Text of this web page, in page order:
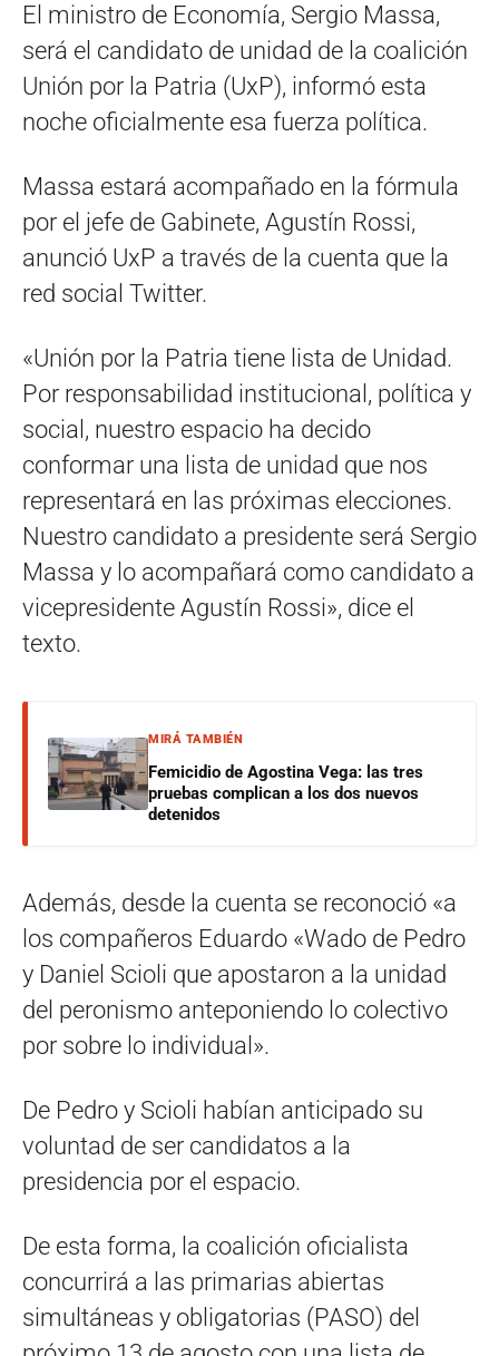
El ministro de Economía, Sergio Massa,
será el candidato de unidad de la coalición
Unión por la Patria (UxP), informó esta
noche oficialmente esa fuerza política.
Massa estará acompañado en la fórmula
por el jefe de Gabinete, Agustín Rossi,
anunció UxP a través de la cuenta que la
red social Twitter.
«Unión por la Patria tiene lista de Unidad.
Por responsabilidad institucional, política y
social, nuestro espacio ha decido
conformar una lista de unidad que nos
representará en las próximas elecciones.
Nuestro candidato a presidente será Sergio
Massa y lo acompañará como candidato a
vicepresidente Agustín Rossi», dice el
texto.
MIRÁ TAMBIÉN
Femicidio de Agostina Vega: las tres
pruebas complican a los dos nuevos
detenidos
Además, desde la cuenta se reconoció «a
los compañeros Eduardo «Wado de Pedro
y Daniel Scioli que apostaron a la unidad
del peronismo anteponiendo lo colectivo
por sobre lo individual».
De Pedro y Scioli habían anticipado su
voluntad de ser candidatos a la
presidencia por el espacio.
De esta forma, la coalición oficialista
concurrirá a las primarias abiertas
simultáneas y obligatorias (PASO) del